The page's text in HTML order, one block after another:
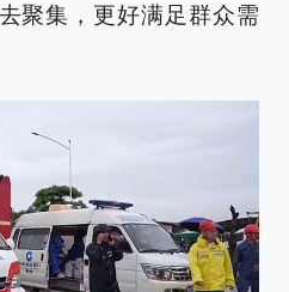
聚集，更好满足群众需